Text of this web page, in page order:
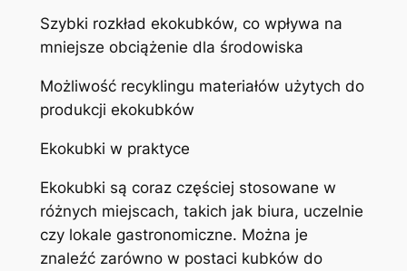
Szybki rozkład ekokubków, co wpływa na
mniejsze obciążenie dla środowiska
Możliwość recyklingu materiałów użytych do
produkcji ekokubków
Ekokubki w praktyce
Ekokubki są coraz częściej stosowane w
różnych miejscach, takich jak biura, uczelnie
czy lokale gastronomiczne. Można je
znaleźć zarówno w postaci kubków do